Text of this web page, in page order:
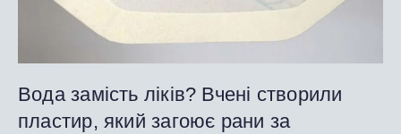
Вода замість ліків? Вчені створили
пластир, який загоює рани за